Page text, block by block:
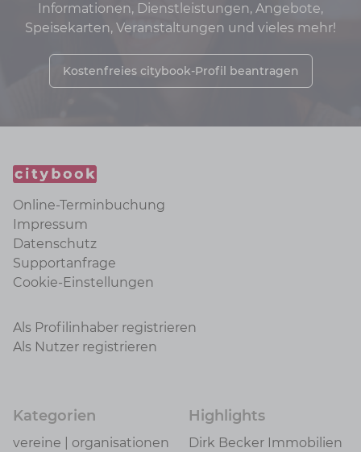
Informationen, Dienstleistungen, Angebote,
Speisekarten, Veranstaltungen und vieles mehr!
Kostenfreies citybook-Profil beantragen
Online-Terminbuchung
Impressum
Datenschutz
Supportanfrage
Cookie-Einstellungen
Als Profilinhaber registrieren
Als Nutzer registrieren
Kategorien
vereine | organisationen
Highlights
Dirk Becker Immobilien